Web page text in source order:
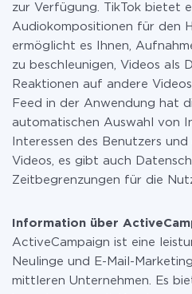
zur Verfügung. TikTok bietet
Audiokompositionen für den
ermöglicht es Ihnen,
zu beschleunigen, Videos als
Reaktionen auf andere
Feed in der Anwendung hat
automatischen Auswahl von
Interessen des Benutzers
Videos, es gibt auch
Zeitbegrenzungen für die
Information über
ActiveCampaign ist eine
Neulinge und E-Mail-
mittleren Unternehmen. Es